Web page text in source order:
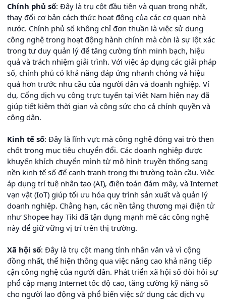
Chính phủ số: Đây là trụ cột đầu tiên và quan trọng nhất,
thay đổi cơ bản cách thức hoạt động của các cơ quan nhà
nước. Chính phủ số không chỉ đơn thuần là việc sử dụng
công nghệ trong hoạt động hành chính mà còn là sự lột xác
trong tư duy quản lý để tăng cường tính minh bạch, hiệu
quả và trách nhiệm giải trình. Với việc áp dụng các giải pháp
số, chính phủ có khả năng đáp ứng nhanh chóng và hiệu
quả hơn trước nhu cầu của người dân và doanh nghiệp. Ví
dụ, Cổng dịch vụ công trực tuyến tại Việt Nam hiện nay đã
giúp tiết kiệm thời gian và công sức cho cả chính quyền và
công dân.
Kinh tế số: Đây là lĩnh vực mà công nghệ đóng vai trò then
chốt trong mục tiêu chuyển đổi. Các doanh nghiệp được
khuyến khích chuyển mình từ mô hình truyền thống sang
nền kinh tế số để cạnh tranh trong thị trường toàn cầu. Việc
áp dụng trí tuệ nhân tạo (AI), điện toán đám mây, và Internet
vạn vật (IoT) giúp tối ưu hóa quy trình sản xuất và quản lý
doanh nghiệp. Chẳng hạn, các nền tảng thương mại điện tử
như Shopee hay Tiki đã tận dụng mạnh mẽ các công nghệ
này để giữ vững vị trí trên thị trường.
Xã hội số: Đây là trụ cột mang tính nhân văn và vì cộng
đồng nhất, thể hiện thông qua việc nâng cao khả năng tiếp
cận công nghệ của người dân. Phát triển xã hội số đòi hỏi sự
phổ cập mạng Internet tốc độ cao, tăng cường kỹ năng số
cho người lao động và phổ biến việc sử dụng các dịch vụ